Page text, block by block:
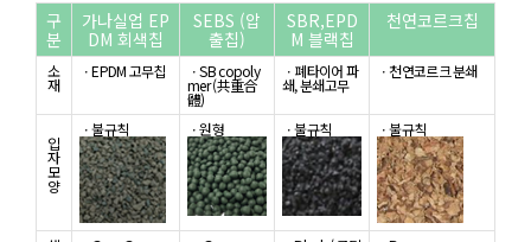
구
분
가나실업 EP
DM 회색칩
SEBS (압
출칩)
SBR,EPD
M 블랙칩
천연코르크칩
소
재
ㆍEPDM 고무칩 ㆍSB copoly
mer (共重合
體)
ㆍ폐타이어 파
쇄, 분쇄고무
ㆍ천연코르크 분쇄
입
자
모
양
ㆍ불규칙 ㆍ원형 ㆍ불규칙 ㆍ불규칙